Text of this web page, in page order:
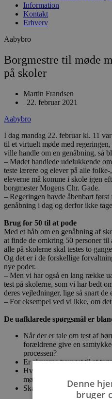
Information
Kontakt
Erhverv
Aabybro
Borgmestre til møde
på skoler
Martin Frandsen
| 22. februar 2021
Aabybro
I dag mandag 22. februar kl. 11
til et virtuelt møde med
ville handle om en genåbning, så
– Mødet handlede udelukkende
teste lærere og elever på alle
eleverne må komme i skole igen
borgmester Mogens Chr. Gade.
– Regeringen havde åbenbart først
genåbning i dag og derfor ikke
Brug for 50 til at pode
Med et håb om en genåbning af
at finde de omkring 50 personer til
alle på skolerne skal testes to
Og det er i de forskellige
nye poder.
– Men vi har også en lang række
test på skolerne, som vi har bedt
deres vejledninger, lige så snart
– For eksempel ved vi ikke, om
De uafklarede spørgsmål er
Når der er tale om test af
forældrene give en
processen?
Er eleverne tvunget til at
Hvis de er tvunget, skal
møde op i skolen?
Skal der være Denne
bruger